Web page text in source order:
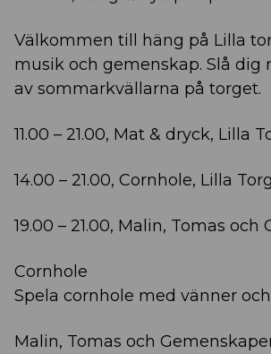
Välkommen till häng på Lilla
musik och gemenskap. Slå
av sommarkvällarna på torget.
11.00 – 21.00, Mat & dryck, Lilla
14.00 – 21.00, Cornhole, Lilla
19.00 – 21.00, Malin, Tomas
Cornhole
Spela cornhole med vänner
Malin, Tomas och